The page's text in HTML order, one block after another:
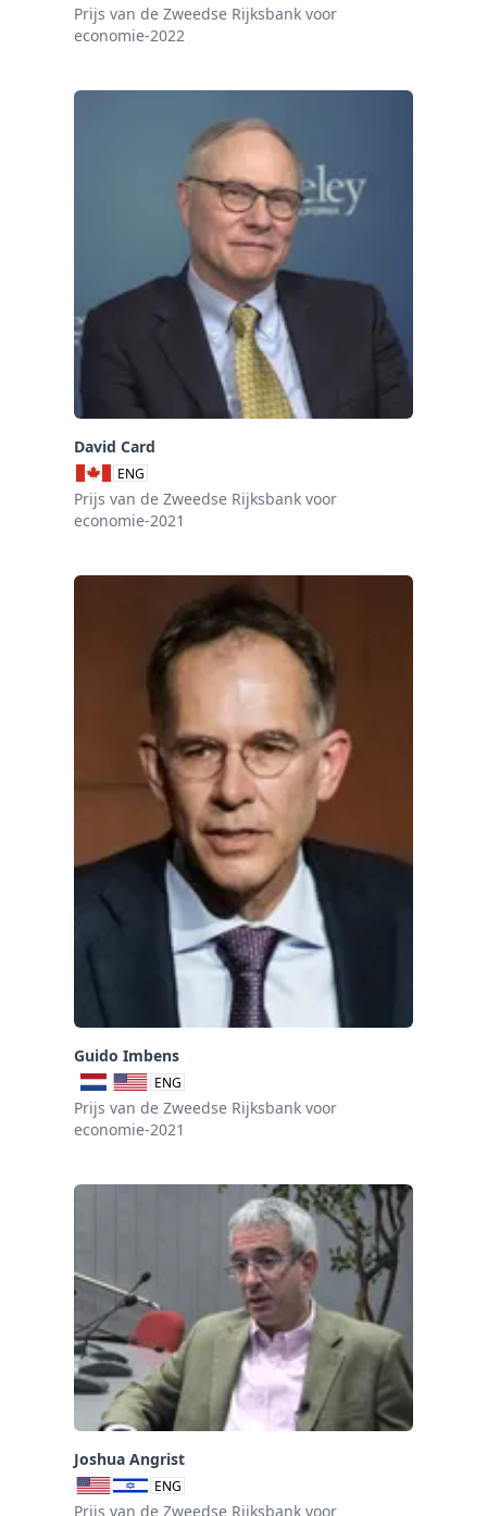
Prijs van de Zweedse Rijksbank voor
economie-2022
David Card
ENG
Prijs van de Zweedse Rijksbank voor
economie-2021
Guido Imbens
ENG
Prijs van de Zweedse Rijksbank voor
economie-2021
Joshua Angrist
ENG
Prijs van de Zweedse Rijksbank voor